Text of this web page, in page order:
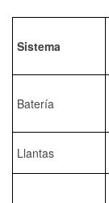
Sistema
Batería
Llantas